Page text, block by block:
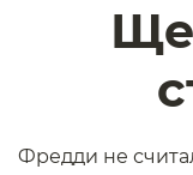
Фредди не